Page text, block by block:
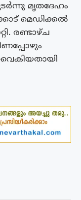
മൃതദേഹം
മെഡിക്കൽ
രണ്ടാഴ്ച